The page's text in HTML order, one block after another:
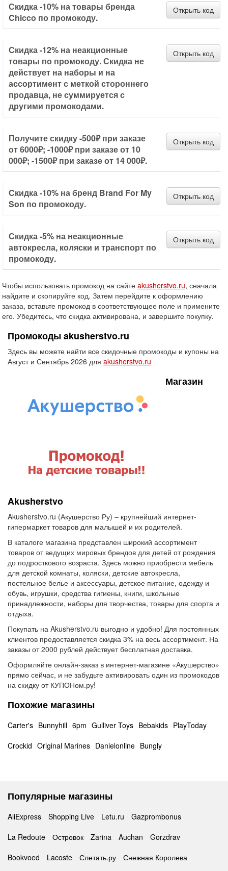
Скидка -10% на товары бренда
Chicco по промокоду.
Открыть код
Скидка -12% на неакционные
товары по промокоду. Скидка не
действует на наборы и на
ассортимент с меткой стороннего
продавца, не суммируется с
другими промокодами.
Открыть код
Получите скидку -500₽ при заказе
от 6000₽; -1000₽ при заказе от 10
000₽; -1500₽ при заказе от 14 000₽.
Открыть код
Скидка -10% на бренд Brand For My
Son по промокоду.
Открыть код
Скидка -5% на неакционные
автокресла, коляски и транспорт по
промокоду.
Открыть код
Чтобы использовать промокод на сайте akusherstvo.ru, сначала
найдите и скопируйте код. Затем перейдите к оформлению
заказа, вставьте промокод в соответствующее поле и примените
его. Убедитесь, что скидка активирована, и завершите покупку.
Промокоды akusherstvo.ru
Здесь вы можете найти все скидочные промокоды и купоны на
Август и Сентябрь 2026 для akusherstvo.ru
Магазин
Akusherstvo
Akusherstvo.ru (Акушерство Ру) – крупнейший интернет-
гипермаркет товаров для малышей и их родителей.
В каталоге магазина представлен широкий ассортимент
товаров от ведущих мировых брендов для детей от рождения
до подросткового возраста. Здесь можно приобрести мебель
для детской комнаты, коляски, детские автокресла,
постельное белье и аксессуары, детское питание, одежду и
обувь, игрушки, средства гигиены, книги, школьные
принадлежности, наборы для творчества, товары для спорта и
отдыха.
Покупать на Akusherstvo.ru выгодно и удобно! Для постоянных
клиентов предоставляется скидка 3% на весь ассортимент. На
заказы от 2000 рублей действует бесплатная доставка.
Оформляйте онлайн-заказ в интернет-магазине «Акушерство»
прямо сейчас, и не забудьте активировать один из промокодов
на скидку от КУПОНом.ру!
Похожие магазины
Carter's Bunnyhill 6pm Gulliver Toys Bebakids PlayToday
Crockid Original Marines Danielonline Bungly
Популярные магазины
AliExpress Shopping Live Letu.ru
Gazprombonus
La Redoute
Островок Zarina Auchan
Gorzdrav
Bookvoed
Lacoste Слетать.ру Снежная Королева